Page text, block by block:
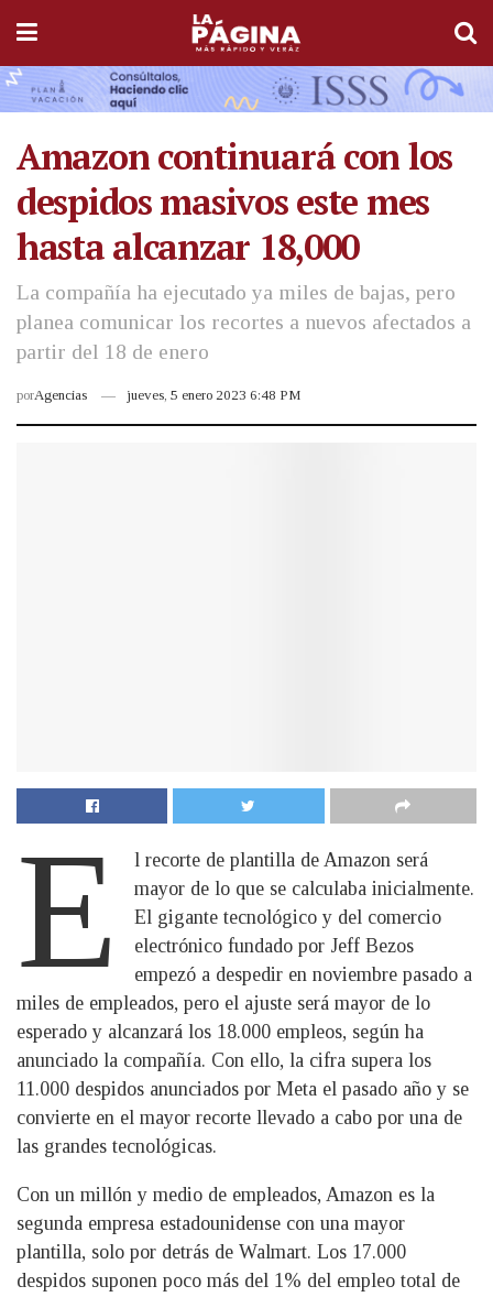
Amazon continuará con los
despidos masivos este mes
hasta alcanzar 18,000
La compañía ha ejecutado ya miles de bajas, pero
planea comunicar los recortes a nuevos afectados a
partir del 18 de enero
porAgencias jueves, 5 enero 2023 6:48 PM
E
l recorte de plantilla de Amazon será
mayor de lo que se calculaba inicialmente.
El gigante tecnológico y del comercio
electrónico fundado por Jeff Bezos
empezó a despedir en noviembre pasado a
miles de empleados, pero el ajuste será mayor de lo
esperado y alcanzará los 18.000 empleos, según ha
anunciado la compañía. Con ello, la cifra supera los
11.000 despidos anunciados por Meta el pasado año y se
convierte en el mayor recorte llevado a cabo por una de
las grandes tecnológicas.
Con un millón y medio de empleados, Amazon es la
segunda empresa estadounidense con una mayor
plantilla, solo por detrás de Walmart. Los 17.000
despidos suponen poco más del 1% del empleo total de